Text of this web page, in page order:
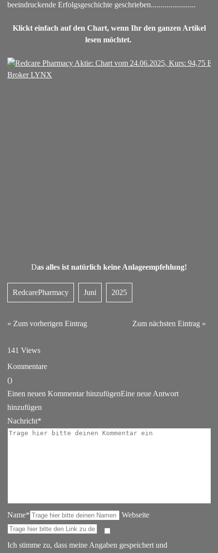
beeindruckende Erfolgsgeschichte geschrieben.......................
Klickt einfach auf den Chart, wenn Ihr den ganzen Artikel
lesen möchtet.
Das alles ist natürlich keine Anlageempfehlung!
RedcarePharmacy Juni 2025
« Zum vorherigen Eintrag Zum nächsten Eintrag »
141 Views
Kommentare
()
Einen neuen Kommentar hinzufügenEine neue Antwort
hinzufügen
Nachricht*
Name* Webseite
Ich stimme zu, dass meine Angaben gespeichert und